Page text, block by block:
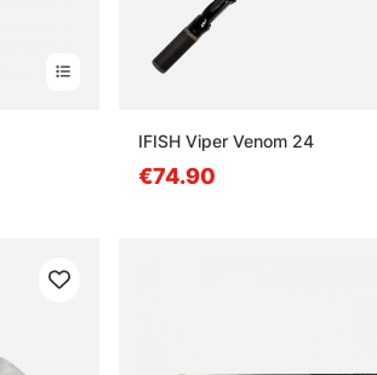
IFISH Viper Venom 24
€74.90